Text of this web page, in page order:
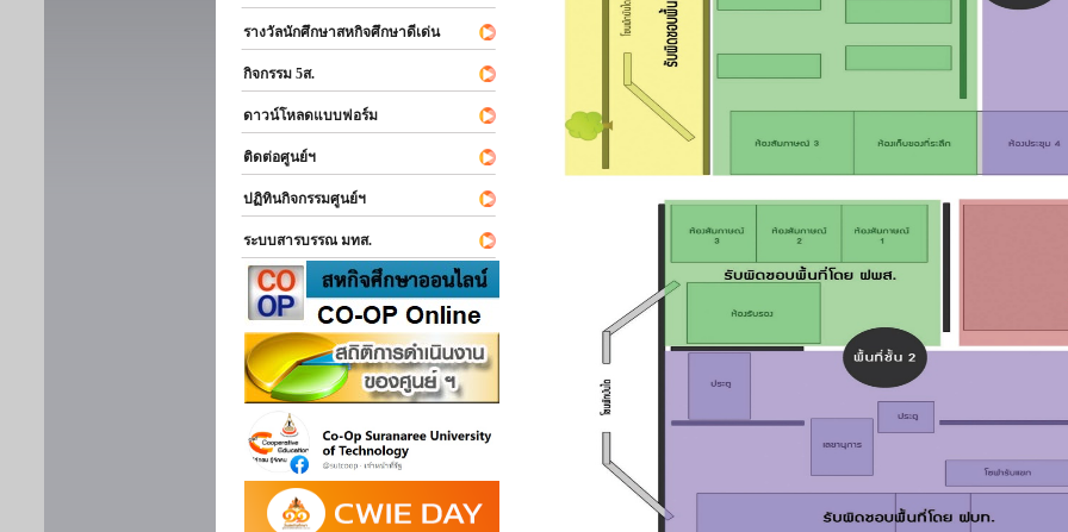
รางวัลนักศึกษาสหกิจศึกษาดีเด่น
กิจกรรม 5ส.
ดาวน์โหลดแบบฟอร์ม
ติดต่อศูนย์ฯ
ปฏิทินกิจกรรมศูนย์ฯ
ระบบสารบรรณ มทส.